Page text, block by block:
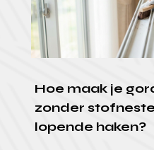
Hoe maak je
zonder
lopende haken?